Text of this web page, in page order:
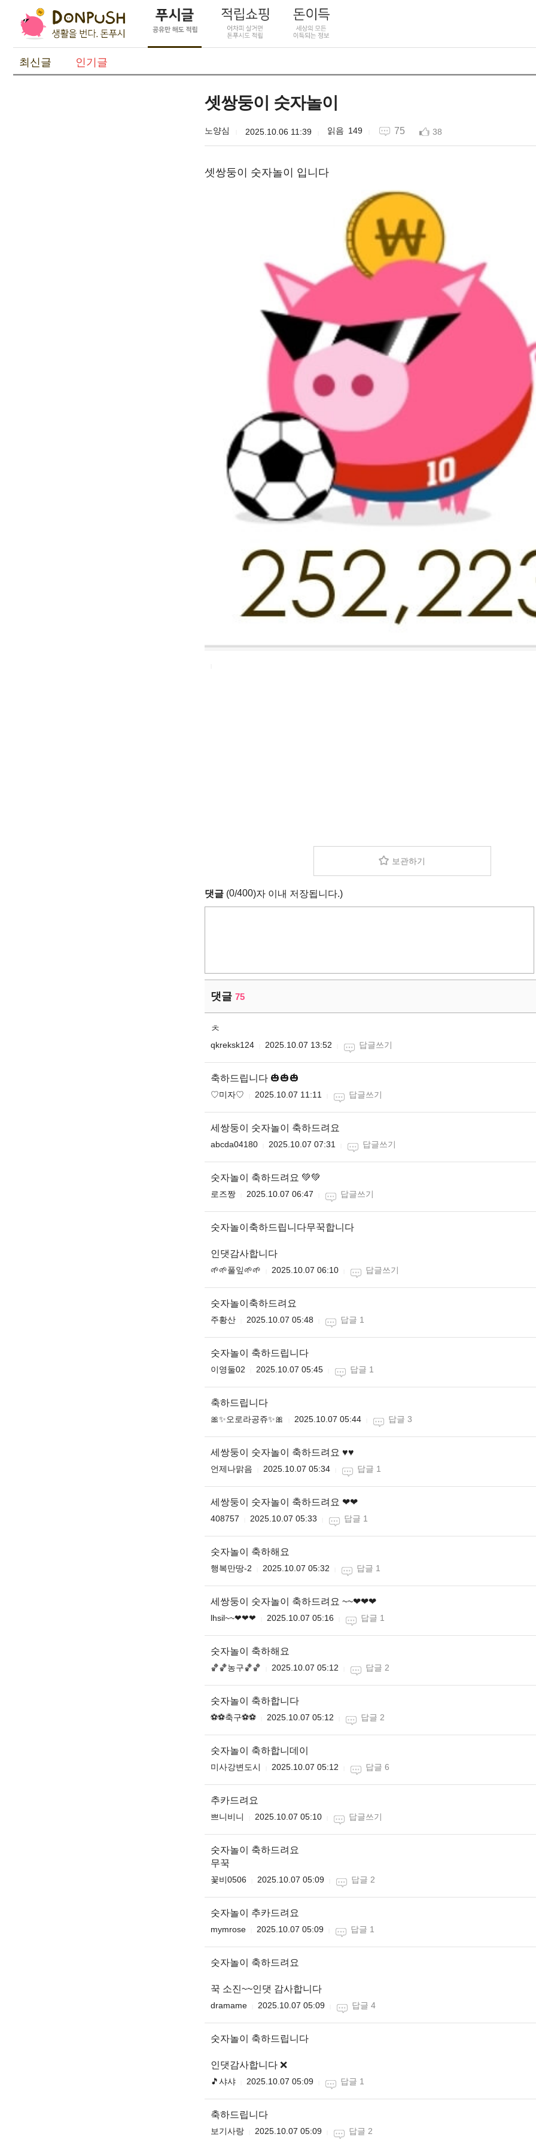
최신글 인기글
셋쌍둥이 숫자놀이
노양심 2025.10.06 11:39 149 75 38
셋쌍둥이 숫자놀이 입니다
보관하기
댓글 (0/400)자 이내 저장됩니다.)
댓글 75
ㅊ
qkreksk124 2025.10.07 13:52 답글쓰기
축하드립니다 🎃🎃🎃
♡미자♡ 2025.10.07 11:11 답글쓰기
세쌍둥이 숫자놀이 축하드려요
abcda04180 2025.10.07 07:31 답글쓰기
숫자놀이 축하드려요 💚💚
로즈짱 2025.10.07 06:47 답글쓰기
숫자놀이축하드립니다무꾹합니다
인댓감사합니다
🌱🌱풀잎🌱🌱 2025.10.07 06:10 답글쓰기
숫자놀이축하드려요
주황산 2025.10.07 05:48 답글 1
숫자놀이 축하드립니다
이영둘02 2025.10.07 05:45 답글 1
축하드립니다
🎀✨오로라공쥬✨🎀 2025.10.07 05:44 답글 3
세쌍둥이 숫자놀이 축하드려요 ♥♥
언제나맑음 2025.10.07 05:34 답글 1
세쌍둥이 숫자놀이 축하드려요 ❤❤
408757 2025.10.07 05:33 답글 1
숫자놀이 축하해요
행복만땅-2 2025.10.07 05:32 답글 1
세쌍둥이 숫자놀이 축하드려요 ~~❤❤❤
lhsil~~❤❤❤ 2025.10.07 05:16 답글 1
숫자놀이 축하해요
🏀🏀농구🏀🏀 2025.10.07 05:12 답글 2
숫자놀이 축하합니다
⚽️⚽️축구⚽️⚽️ 2025.10.07 05:12 답글 2
숫자놀이 축하합니데이
미사강변도시 2025.10.07 05:12 답글 6
추카드려요
쁘니비니 2025.10.07 05:10 답글쓰기
숫자놀이 축하드려요
무꾹
꽃비0506 2025.10.07 05:09 답글 2
숫자놀이 추카드려요
mymrose 2025.10.07 05:09 답글 1
숫자놀이 축하드려요
꾹 소진~~인댓 감사합니다
dramame 2025.10.07 05:09 답글 4
숫자놀이 축하드립니다
인댓감사합니다 ❌️
🎵샤샤 2025.10.07 05:09 답글 1
축하드립니다
보기사랑 2025.10.07 05:09 답글 2